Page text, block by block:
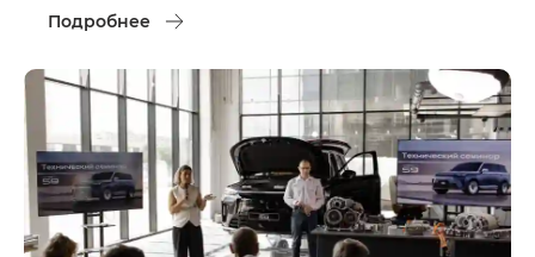
Подробнее